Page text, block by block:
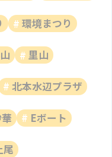
環境まつり
里山
北本水辺プラザ
Eボート
尾